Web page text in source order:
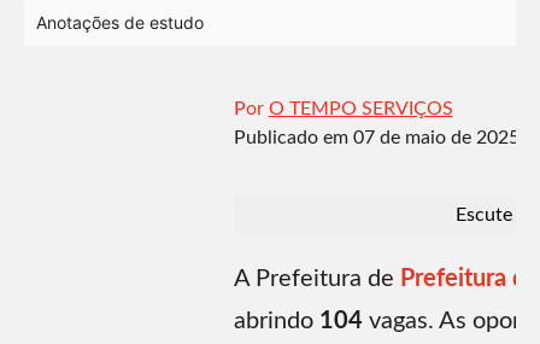
Anotações de estudo
Por O TEMPO SERVIÇOS
Publicado em 07 de maio de 2025 |
Escute o
A Prefeitura de Prefeitura
abrindo 104 vagas. As